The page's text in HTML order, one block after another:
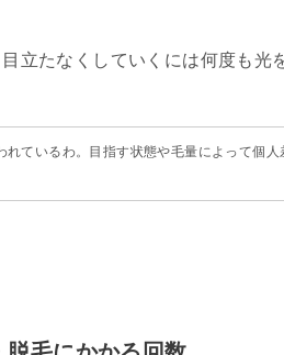
立たなくしていくには何度も光
ているわ。目指す状態や毛量によって個人